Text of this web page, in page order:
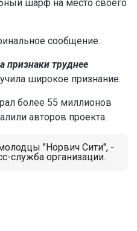
шарф на место своего
сообщение:
труднее
широкое признание.
более 55 миллионов
авторов проекта.
"Норвич Сити", -
служба организации.